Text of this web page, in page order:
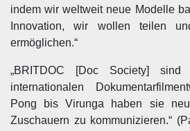
indem wir weltweit neue Modelle
Innovation, wir wollen teilen
ermöglichen.“
„BRITDOC [Doc Society]
internationalen
Pong bis Virunga haben sie
Zuschauern zu kommunizieren.“